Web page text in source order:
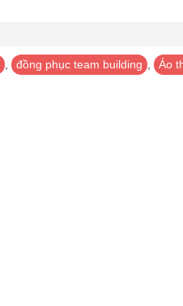
đồng phục team building Áo